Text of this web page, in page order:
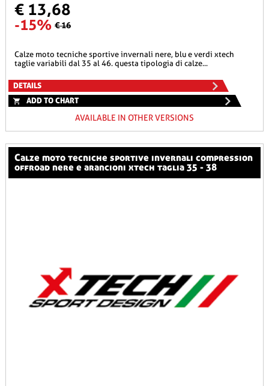
€ 13,68
-15% € 16
calze moto tecniche sportive invernali nere, blu e verdi xtech
taglie variabili dal 35 al 46. questa tipologia di calze...
DETAILS
ADD TO CHART
AVAILABLE IN OTHER VERSIONS
calze moto tecniche sportive invernali compression
offroad nere e arancioni xtech taglia 35 - 38